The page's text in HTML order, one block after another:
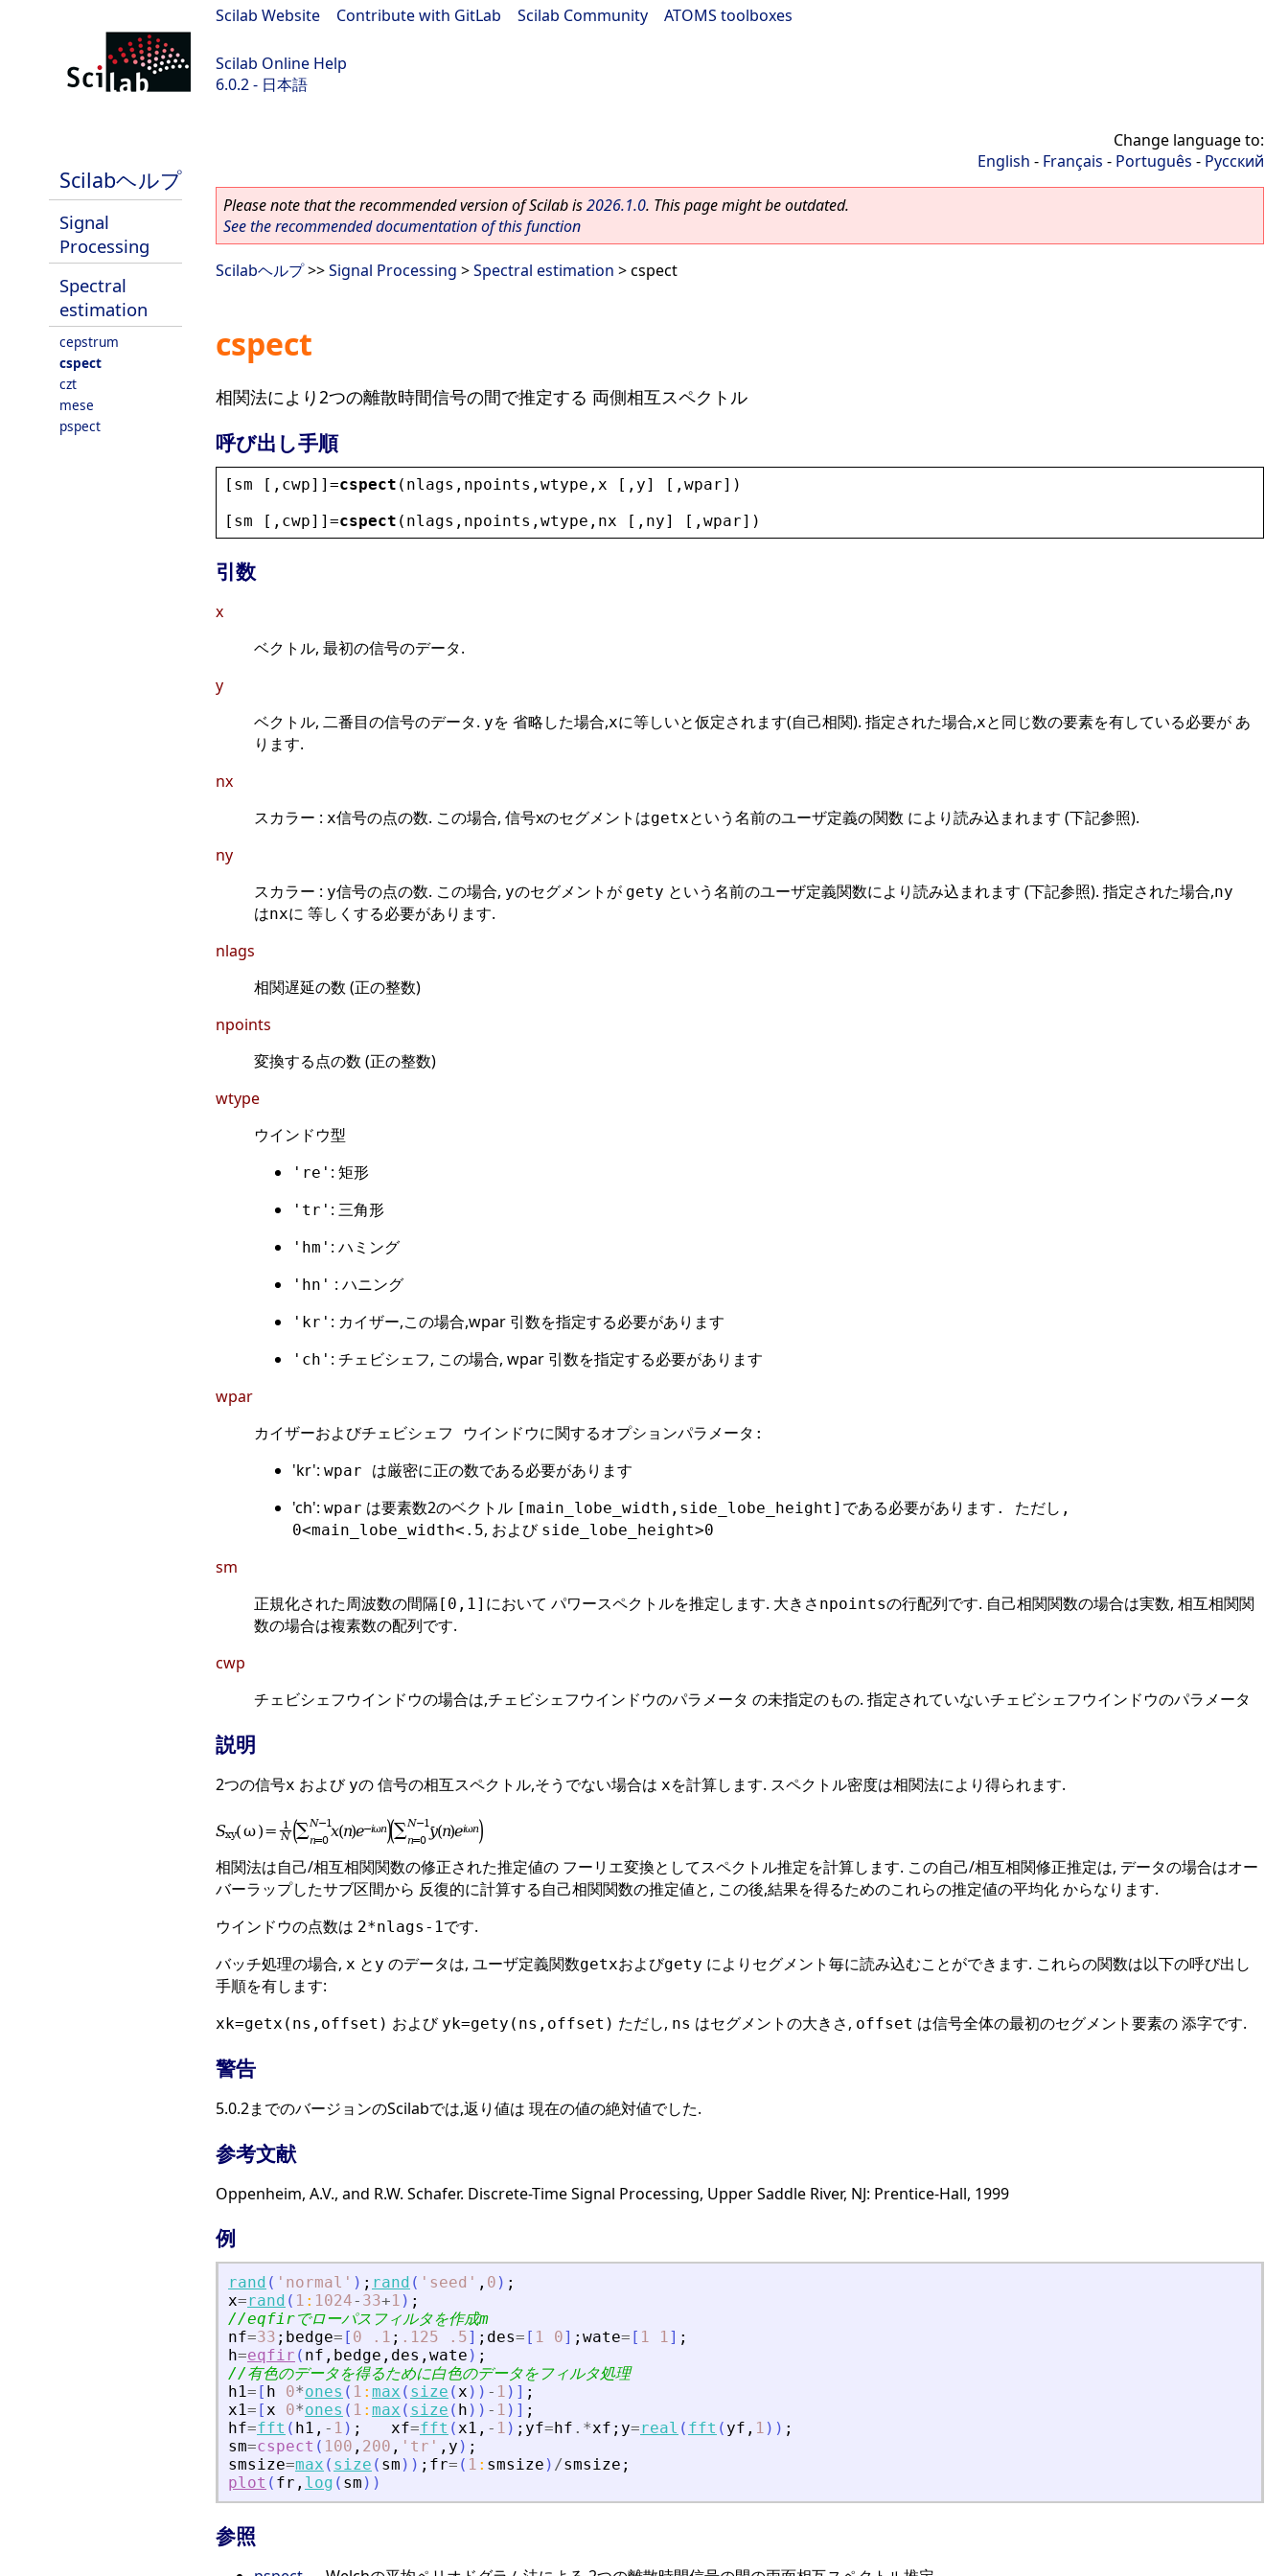
Scilab Website Contribute with GitLab Scilab Community ATOMS toolboxes
Scilab Online Help
6.0.2 - 日本語
Scilabヘルプ
Signal
Processing
Spectral
estimation
cepstrum
cspect
czt
mese
pspect
Change language to:
English - Français - Português - Русский
Please note that the recommended version of Scilab is2026.1.0. This page might be outdated.
See the recommended documentation of this function
Scilabヘルプ>>Signal Processing >Spectral estimation > cspect
cspect
相関法により2つの離散時間信号の間で推定する 両側相互スペクトル
呼び出し手順
[ sm [, cwp]]=cspect ( nlags , npoints , wtype , x [, y] [, wpar])
[ sm [, cwp]]=cspect ( nlags , npoints , wtype , nx [, ny] [, wpar])
引数
x
ベクトル, 最初の信号のデータ.
y
ベクトル, 二番目の信号のデータ. yを 省略した場合,xに等しいと仮定されます(自己相関). 指定された場合,xと同じ数の要素を有している必要が あ
ります.
nx
スカラー : x信号の点の数. この場合, 信号xのセグメントはgetxという名前のユーザ定義の関数 により読み込まれます (下記参照).
ny
スカラー : y信号の点の数. この場合, yのセグメントが gety という名前のユーザ定義関数により読み込まれます (下記参照). 指定された場合,ny
はnxに 等しくする必要があります.
nlags
相関遅延の数 (正の整数)
npoints
変換する点の数 (正の整数)
wtype
ウインドウ型
're' : 矩形
'tr' : 三角形
'hm' : ハミング
'hn' : ハニング
'kr' : カイザー,この場合,wpar 引数を指定する必要があります
'ch' : チェビシェフ, この場合, wpar 引数を指定する必要があります
wpar
カイザーおよびチェビシェフ ウインドウに関するオプションパラメータ:
'kr': wpar は厳密に正の数である必要があります
'ch': wpar は要素数2のベクトル [main_lobe_width,side_lobe_height]である必要があります. ただし,
0<main_lobe_width<.5, および side_lobe_height>0
sm
正規化された周波数の間隔 [0,1] において パワースペクトルを推定します. 大きさ npointsの行配列です. 自己相関関数の場合は実数, 相互相関関
数の場合は複素数の配列です.
cwp
チェビシェフウインドウの場合は,チェビシェフウインドウのパラメータ の未指定のもの. 指定されていないチェビシェフウインドウのパラメータ
説明
2つの信号x および yの 信号の相互スペクトル,そうでない場合は xを計算します. スペクトル密度は相関法により得られます.
相関法は自己/相互相関関数の修正された推定値の フーリエ変換としてスペクトル推定を計算します. この自己/相互相関修正推定は, データの場合はオー
バーラップしたサブ区間から 反復的に計算する自己相関関数の推定値と, この後,結果を得るためのこれらの推定値の平均化 からなります.
ウインドウの点数は 2*nlags-1です.
バッチ処理の場合, x と y のデータは, ユーザ定義関数getxおよびgety によりセグメント毎に読み込むことができます. これらの関数は以下の呼び出し
手順を有します:
xk=getx(ns,offset) および yk=gety(ns,offset) ただし, ns はセグメントの大きさ, offset は信号全体の最初のセグメント要素の 添字です.
警告
5.0.2までのバージョンのScilabでは,返り値は 現在の値の絶対値でした.
参考文献
Oppenheim, A.V., and R.W. Schafer. Discrete-Time Signal Processing, Upper Saddle River, NJ: Prentice-Hall, 1999
例
rand ( ' normal ' ) ; rand ( ' seed ' , 0 ) ;
x=rand ( 1 : 1024- 33+1 ) ;
//eqfirでローパスフィルタを作成m
nf=33 ; bedge= [ 0 .1 ; .125 .5] ; des= [ 1 0] ; wate= [ 1 1 ] ;
h=eqfir ( nf , bedge , des , wate ) ;
//有色のデータを得るために白色のデータをフィルタ処理
h1= [ h 0*ones ( 1 : max ( size ( x ) ) - 1 ) ] ;
x1= [ x 0*ones ( 1 : max ( size ( h ) ) - 1 ) ] ;
hf=fft ( h1 , - 1 ) ; xf=fft ( x1 , - 1 ) ; yf=hf .*xf ; y=real ( fft ( yf , 1 ) ) ;
sm=cspect ( 100 , 200 , ' tr ' , y ) ;
smsize=max ( size ( sm ) ) ; fr= ( 1 : smsize ) /smsize ;
plot ( fr , log ( sm ) )
参照